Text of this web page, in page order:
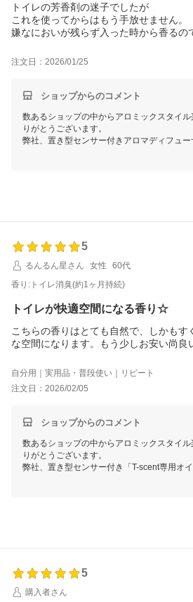
トイレの芳香剤の迷子でしたが
これを使ってからはもう手放せません。
嫌なにおいが残らず入った時から香るの
注文日：2026/01/25
ショップからのコメント
数あるショップの中からアロミックスタイ
りがとうございます。
弊社、置き型センサー付きアロマディフュー
毎日ご使用頂くお部屋ですので、気持ちの
5
るんるん星さん
女性
60代
香り:トイレ消臭(約1ヶ月持続)
トイレが快適空間になる香り☆
こちらの香りはとても自然で、しかもす
な空間になります。もう少しお安い尚良
自分用｜実用品・普段使い｜リピート
注文日：2026/02/05
ショップからのコメント
数あるショップの中からアロミックスタイ
りがとうございます。
弊社、置き型センサー付き「T-scent専用オ
天然精油100％と天然エタノールのみを利用
人工成分を入れることで、価格を下げる事や
5
購入者さん